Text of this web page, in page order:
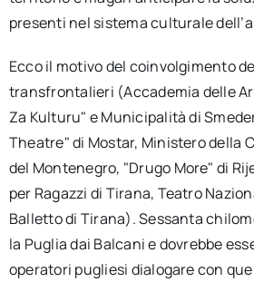
presenti nel sistema culturale
Ecco il motivo del coinvolgimento
transfrontalieri (Accademia delle
Za Kulturu" e Municipalità di
Theatre" di Mostar, Ministero della
del Montenegro, "Drugo More" di
per Ragazzi di Tirana, Teatro
Balletto di Tirana). Sessanta
la Puglia dai Balcani e dovrebbe
operatori pugliesi dialogare con